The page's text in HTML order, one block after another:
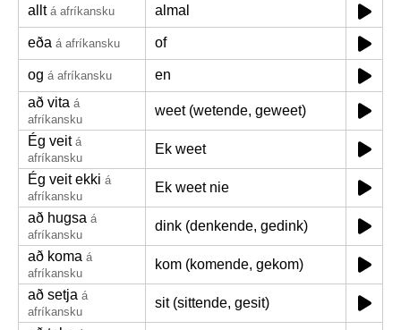
allt á afríkansku almal
eða á afríkansku of
og á afríkansku
en
að vita á
afríkansku
weet (wetende, geweet)
Ég veit á
afríkansku
Ek weet
Ég veit ekki á
afríkansku
Ek weet nie
að hugsa á
afríkansku
dink (denkende, gedink)
að koma á
afríkansku
kom (komende, gekom)
að setja á
afríkansku
sit (sittende, gesit)